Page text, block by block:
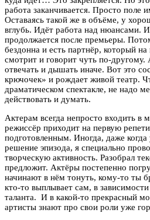
работа заканчивается. Просто поле
Оставаясь такой же в объёме, у
вглубь. Идёт работа над нюансами.
продолжается после премьеры.
бездонна и есть партнёр, который
смотрит и говорит чуть по-другому.
отвечать и дышать иначе. Вот это
крючочек» и рождает живой театр.
драматическом спектакле, не надо
действовать и думать.
Актерам всегда непросто входить в
режиссёр приходит на первую
подготовленным. Иногда, даже когда
решение эпизода, я специально
творческую активность. Разобрал
предложит. Актёры постепенно
начинают в нём тонуть, кому-то ты
кто-то выплывает сам, в
таланта. И в какой-то прекрасный
артисты знают про свои роли уже